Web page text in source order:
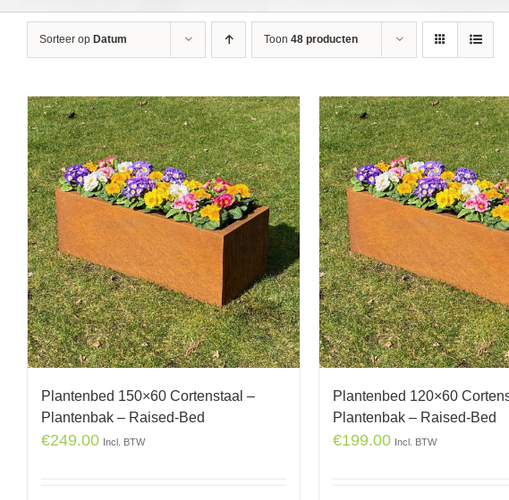
Sorteer op Datum Toon 48 producten
Plantenbed 150×60 Cortenstaal –
Plantenbak – Raised-Bed
€249.00 Incl. BTW
Plantenbed 120×60
Plantenbak – Raised-Bed
€199.00 Incl. BTW